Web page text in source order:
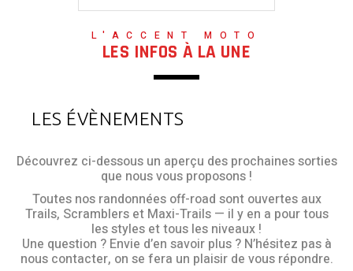
L'ACCENT MOTO
LES INFOS À LA UNE
LES ÉVÈNEMENTS
Découvrez ci-dessous un aperçu des prochaines sorties
que nous vous proposons !
Toutes nos randonnées off-road sont ouvertes aux
Trails, Scramblers et Maxi-Trails — il y en a pour tous
les styles et tous les niveaux !
Une question ? Envie d’en savoir plus ? N’hésitez pas à
nous contacter, on se fera un plaisir de vous répondre.